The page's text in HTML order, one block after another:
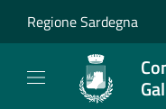
Regione Sardegna